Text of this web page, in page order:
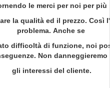
le merci per noi per più
la qualità ed il prezzo. Così
problema. Anche se
difficoltà di funzione, noi
Non
gli interessi del cliente.